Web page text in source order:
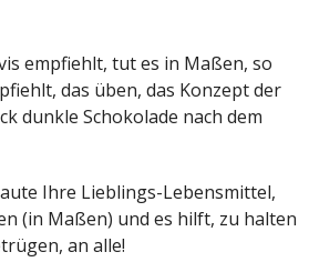
empfiehlt, tut es in Maßen, so
das üben, das Konzept der
dunkle Schokolade nach dem
Ihre Lieblings-Lebensmittel,
(in Maßen) und es hilft, zu halten
an alle!